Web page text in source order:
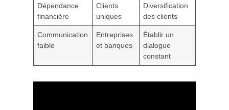
Dépendance
financière
Clients
uniques
Diversification
des clients
Communication
faible
Entreprises
et banques
Établir un
dialogue
constant